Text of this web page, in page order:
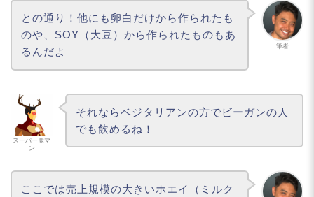
筆者
との通り！他にも卵白だけから作られたも
のや、SOY（大豆）から作られたものもあ
るんだよ
スーパー鹿マ
ン
それならベジタリアンの方でビーガンの人
でも飲めるね！
ここでは売上規模の大きいホエイ（ミルク